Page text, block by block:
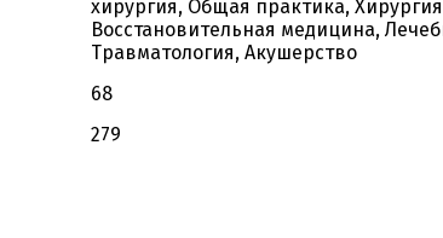
хирургия, Общая практика,
Восстановительная медицина,
Травматология, Акушерство
68
279